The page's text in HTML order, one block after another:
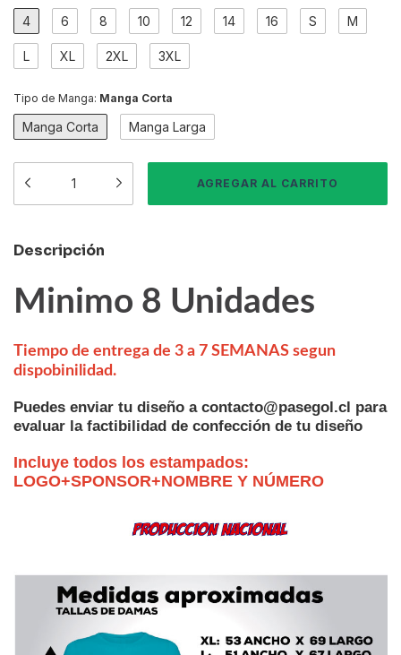
4 6 8 10 12 14 16 S M
L XL 2XL 3XL
Tipo de Manga: Manga Corta
Manga Corta Manga Larga
Descripción
Minimo 8 Unidades
Tiempo de entrega de 3 a 7 SEMANAS segun
dispobinilidad.
Puedes enviar tu diseño a contacto@pasegol.cl para
evaluar la factibilidad de confección de tu diseño
Incluye todos los estampados:
LOGO+SPONSOR+NOMBRE Y NÚMERO